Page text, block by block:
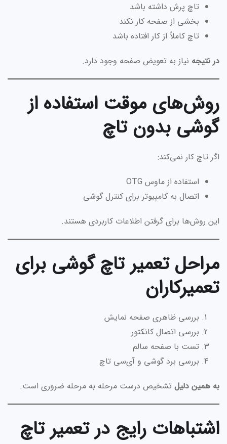
تاچ پرش داشته باشد
بخشی از صفحه کار نکند
تاچ کاملاً از کار افتاده باشد
در نتیجه نیاز به تعویض صفحه وجود دارد.
روش‌های موقت استفاده از
گوشی بدون تاچ
اگر تاچ کار نمی‌کند:
استفاده از ماوس OTG
اتصال به کامپیوتر برای کنترل گوشی
این روش‌ها برای گرفتن اطلاعات کاربردی هستند.
مراحل تعمیر تاچ گوشی برای
تعمیرکاران
بررسی ظاهری صفحه نمایش
بررسی اتصال کانکتور
تست با صفحه سالم
بررسی برد گوشی و آی‌سی تاچ
به همین دلیل تشخیص درست مرحله به مرحله ضروری است.
اشتباهات رایج در تعمیر تاچ